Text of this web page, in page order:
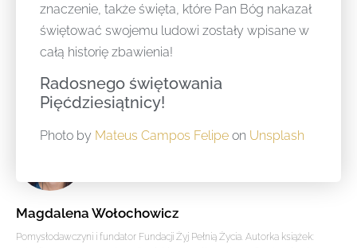
Magdalena Wołochowicz
Pomysłodawczyni i fundator Fundacji Żyj Pełnią Życia. Autorka książek:
znaczenie, także święta, które Pan Bóg nakazał
świętować swojemu ludowi zostały wpisane w
całą historię zbawienia!
Radosnego świętowania
Pięćdziesiątnicy!
Photo by Mateus Campos Felipe on Unsplash